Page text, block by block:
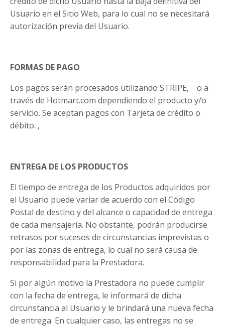
Usuario en el Sitio Web, para lo cual no se necesitará
autorización previa del Usuario.
FORMAS DE PAGO
Los pagos serán procesados utilizando STRIPE, o a
través de Hotmart.com dependiendo el producto y/o
servicio. Se aceptan pagos con Tarjeta de crédito o
débito. ,
ENTREGA DE LOS PRODUCTOS
El tiempo de entrega de los Productos adquiridos por
el Usuario puede variar de acuerdo con el Código
Postal de destino y del alcance o capacidad de entrega
de cada mensajería. No obstante, podrán producirse
retrasos por sucesos de circunstancias imprevistas o
por las zonas de entrega, lo cual no será causa de
responsabilidad para la Prestadora.
Si por algún motivo la Prestadora no puede cumplir
con la fecha de entrega, le informará de dicha
circunstancia al Usuario y le brindará una nueva fecha
de entrega. En cualquier caso, las entregas no se